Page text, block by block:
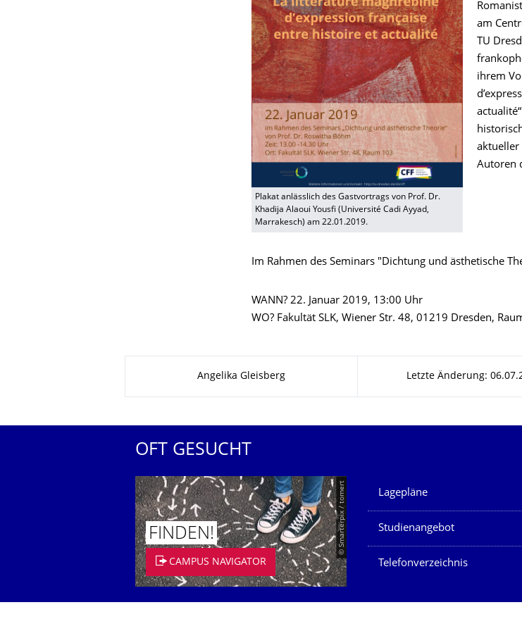
Plakat anlässlich des Gastvortrags von Prof. Dr.
Khadija Alaoui Yousfi (Université Cadi Ayyad,
Marrakesch) am 22.01.2019.
am
TU
ihrem
aktueller
Autoren
Im Rahmen des Seminars "Dichtung und ästhetische
WANN? 22. Januar 2019, 13:00 Uhr
WO? Fakultät SLK, Wiener Str. 48, 01219 Dresden,
Angelika Gleisberg Letzte Änderung:
OFT GESUCHT
© Smarterpix / tomert
FINDEN!
CAMPUS NAVIGATOR
Unsere Dienste
Lagepläne
Studienangebot
Telefonverzeichnis